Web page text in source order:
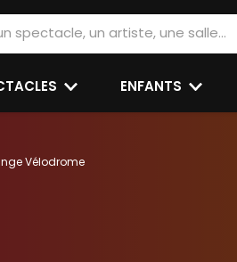
ENFANTS
Vélodrome